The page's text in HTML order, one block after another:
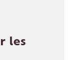
les